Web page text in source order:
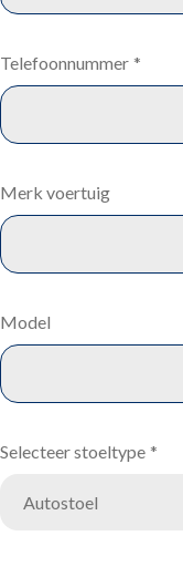
Telefoonnummer *
Merk voertuig
Model
Selecteer stoeltype *